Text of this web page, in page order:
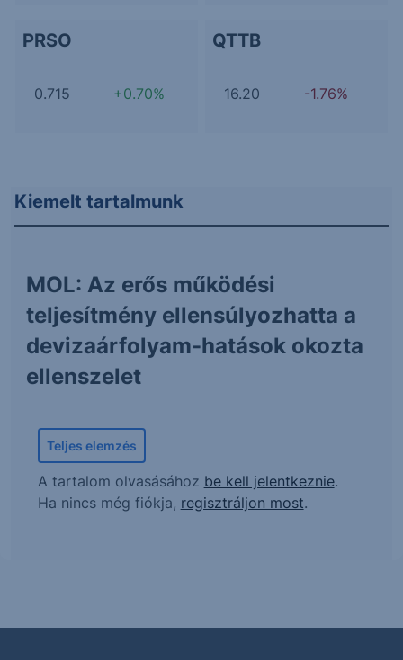
PRSO
0.715 +0.70%
QTTB
16.20 -1.76%
Kiemelt tartalmunk
MOL: Az erős működési
teljesítmény ellensúlyozhatta a
devizaárfolyam-hatások okozta
ellenszelet
Teljes elemzés
A tartalom olvasásához be kell jelentkeznie.
Ha nincs még fiókja, regisztráljon most.